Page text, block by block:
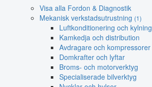
Visa alla Fordon & Diagnostik
Mekanisk verkstadsutrustning (1)
Luftkonditionering och kylning
Kamkedja och distribution
Avdragare och kompressorer
Domkrafter och lyftar
Broms- och motorverktyg
Specialiserade bilverktyg